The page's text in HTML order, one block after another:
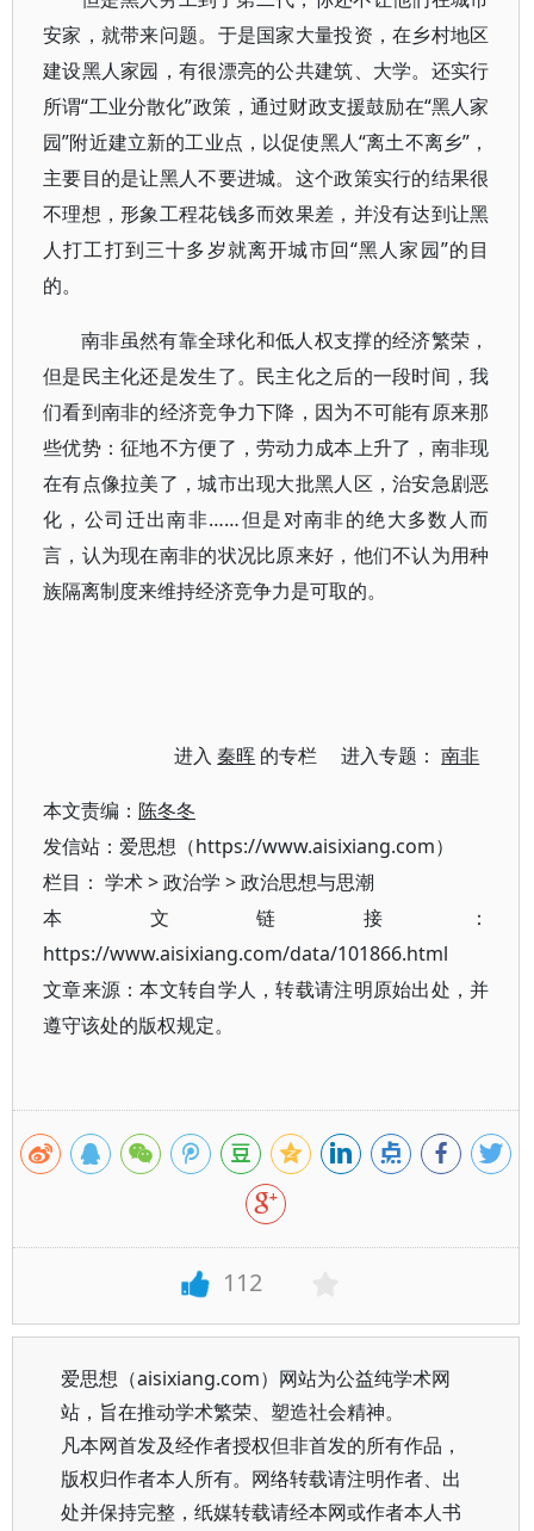
安家，就带来问题。于是国家大量投资，在乡村地区
建设黑人家园，有很漂亮的公共建筑、大学。还实行
所谓“工业分散化”政策，通过财政支援鼓励在“黑人家
园”附近建立新的工业点，以促使黑人“离土不离乡”，
主要目的是让黑人不要进城。这个政策实行的结果很
不理想，形象工程花钱多而效果差，并没有达到让黑
人打工打到三十多岁就离开城市回“黑人家园”的目
的。
南非虽然有靠全球化和低人权支撑的经济繁荣，
但是民主化还是发生了。民主化之后的一段时间，我
们看到南非的经济竞争力下降，因为不可能有原来那
些优势：征地不方便了，劳动力成本上升了，南非现
在有点像拉美了，城市出现大批黑人区，治安急剧恶
化，公司迁出南非……但是对南非的绝大多数人而
言，认为现在南非的状况比原来好，他们不认为用种
族隔离制度来维持经济竞争力是可取的。
进入秦晖 的专栏 进入专题：南非
本文责编： 陈冬冬
发信站：爱思想（https://www.aisixiang.com）
栏目： 学术>政治学 >政治思想与思潮
本文链接：
https://www.aisixiang.com/data/101866.html
文章来源：本文转自学人，转载请注明原始出处，并
遵守该处的版权规定。
112
爱思想（aisixiang.com）网站为公益纯学术网
站，旨在推动学术繁荣、塑造社会精神。
凡本网首发及经作者授权但非首发的所有作品，
版权归作者本人所有。网络转载请注明作者、出
处并保持完整，纸媒转载请经本网或作者本人书